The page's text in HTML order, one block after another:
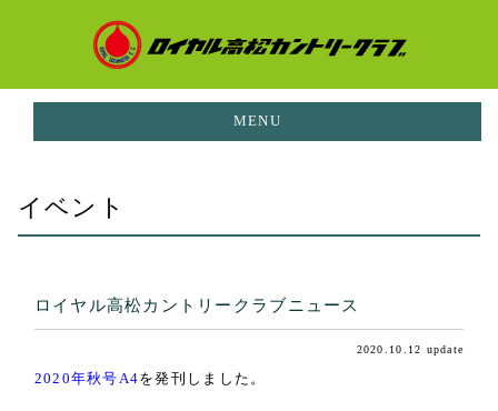
MENU
ご利用料金
PRICE
CORUSE GUIDE
イベント
ロイヤル高松カントリークラブニュース
2020.10.12 update
2020年秋号A4を発刊しました。